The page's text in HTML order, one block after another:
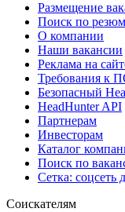
Размещение
Поиск по
О компании
Наши вакансии
Реклама на
Требования к
Безопасный
HeadHunter API
Партнерам
Инвесторам
Каталог
Поиск по
Сетка: соцсеть
Соискателям